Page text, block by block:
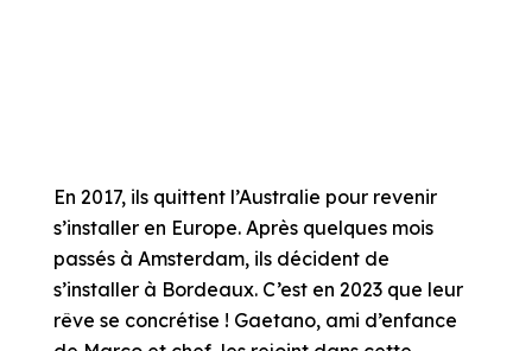
En 2017, ils quittent l’Australie pour revenir
s’installer en Europe. Après quelques mois
passés à Amsterdam, ils décident de
s’installer à Bordeaux. C’est en 2023 que leur
rêve se concrétise ! Gaetano, ami d’enfance